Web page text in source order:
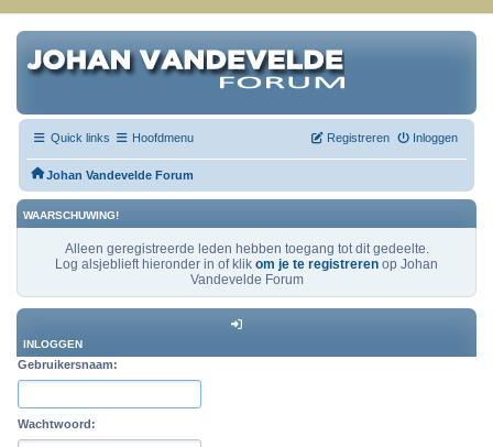
Quick links Hoofdmenu Inloggen
Registreren
Johan Vandevelde Forum
WAARSCHUWING!
Alleen geregistreerde leden hebben toegang tot dit gedeelte.
Log alsjeblieft hieronder in of klik om je te registreren op Johan
Vandevelde Forum
INLOGGEN
Gebruikersnaam:
Wachtwoord: